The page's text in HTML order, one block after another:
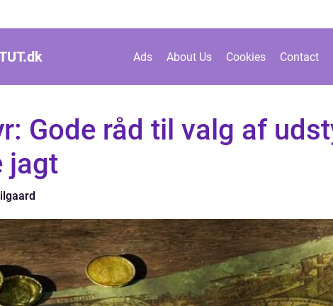
dk Ads About Us Cookies Contact
Gode råd til valg af
jagt